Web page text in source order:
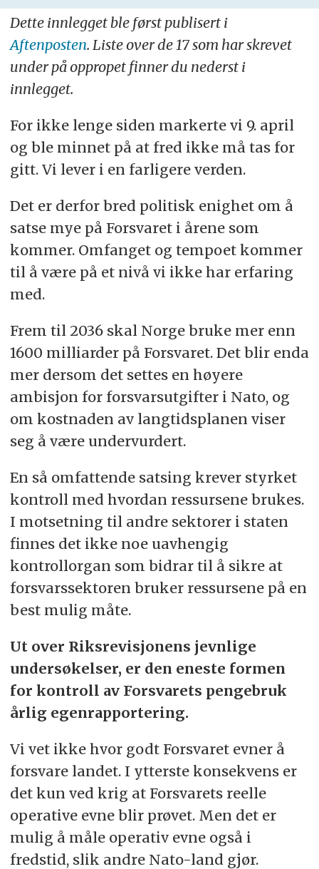
Dette innlegget ble først publisert i
Aftenposten. Liste over de 17 som har skrevet
under på oppropet finner du nederst i
innlegget.
For ikke lenge siden markerte vi 9. april
og ble minnet på at fred ikke må tas for
gitt. Vi lever i en farligere verden.
Det er derfor bred politisk enighet om å
satse mye på Forsvaret i årene som
kommer. Omfanget og tempoet kommer
til å være på et nivå vi ikke har erfaring
med.
Frem til 2036 skal Norge bruke mer enn
1600 milliarder på Forsvaret. Det blir enda
mer dersom det settes en høyere
ambisjon for forsvarsutgifter i Nato, og
om kostnaden av langtidsplanen viser
seg å være undervurdert.
En så omfattende satsing krever styrket
kontroll med hvordan ressursene brukes.
I motsetning til andre sektorer i staten
finnes det ikke noe uavhengig
kontrollorgan som bidrar til å sikre at
forsvarssektoren bruker ressursene på en
best mulig måte.
Ut over Riksrevisjonens jevnlige
undersøkelser, er den eneste formen
for kontroll av Forsvarets pengebruk
årlig egenrapportering.
Vi vet ikke hvor godt Forsvaret evner å
forsvare landet. I ytterste konsekvens er
det kun ved krig at Forsvarets reelle
operative evne blir prøvet. Men det er
mulig å måle operativ evne også i
fredstid, slik andre Nato-land gjør.